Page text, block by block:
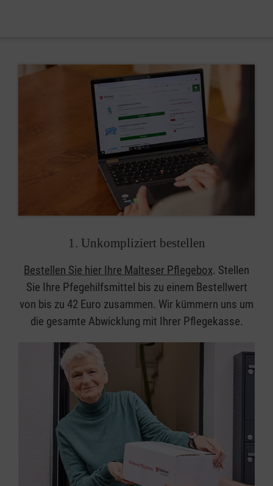
1. Unkompliziert bestellen
Bestellen Sie hier Ihre Malteser Pflegebox. Stellen
Sie Ihre Pfegehilfsmittel bis zu einem Bestellwert
von bis zu 42 Euro zusammen. Wir kümmern uns um
die gesamte Abwicklung mit Ihrer Pflegekasse.